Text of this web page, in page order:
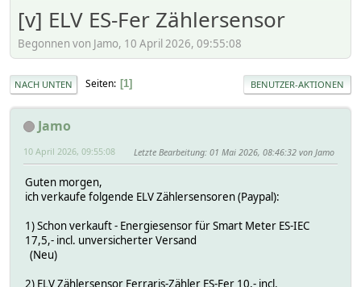
[v] ELV ES-Fer Zählersensor
Begonnen von Jamo, 10 April 2026, 09:55:08
NACH UNTEN Seiten 1 BENUTZER-AKTIONEN
Jamo
10 April 2026, 09:55:08 Letzte Bearbeitung: 01 Mai 2026, 08:46:32 von Jamo
Guten morgen,
ich verkaufe folgende ELV Zählersensoren (Paypal):
1) Schon verkauft - Energiesensor für Smart Meter ES-IEC
17,5,- incl. unversicherter Versand
(Neu)
2) ELV Zählersensor Ferraris-Zähler ES-Fer 10,- incl.